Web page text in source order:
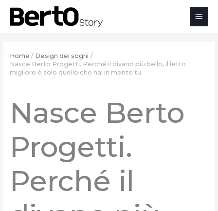
contenuto
navigazione
contenuto
Home
Design dei sogni
Nasce Berto Progetti. Perché il divano più bello, il letto
migliore è solo quello che hai in mente tu.
Nasce Berto
Progetti.
Perché il